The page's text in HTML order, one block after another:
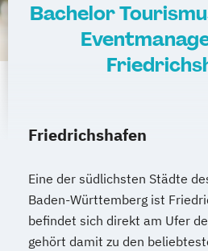
Bachelor
Friedrichshafen
Eine der südlichsten Städte
Baden-Württemberg ist
befindet sich direkt am Ufer
gehört damit zu den